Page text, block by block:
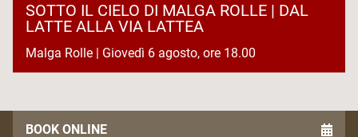
SOTTO IL CIELO DI MALGA ROLLE | DAL
LATTE ALLA VIA LATTEA
Malga Rolle | Giovedì 6 agosto, ore 18.00
BOOK ONLINE